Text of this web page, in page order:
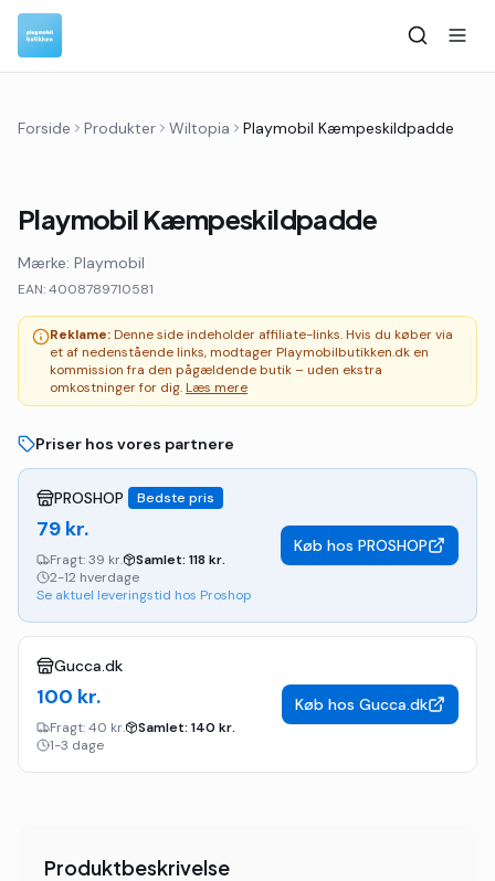
Forside Produkter Wiltopia Playmobil Kæmpeskildpadde
Playmobil Kæmpeskildpadde
Mærke: Playmobil
EAN:4008789710581
Reklame:Denne side indeholder affiliate-links. Hvis du køber via
et af nedenstående links, modtager Playmobilbutikken.dk en
kommission fra den pågældende butik – uden ekstra
omkostninger for dig.Læs mere
Priser hos vores partnere
PROSHOP Bedste pris
79 kr.
Fragt:39 kr. Samlet: 118 kr.
2-12 hverdage
Se aktuel leveringstid hos Proshop
Køb hos PROSHOP
Gucca.dk
100 kr.
Fragt:40 kr. Samlet: 140 kr.
1-3 dage
Køb hos Gucca.dk
Produktbeskrivelse